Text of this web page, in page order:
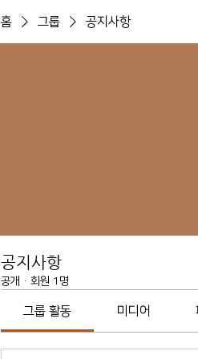
홈 그룹 공지사항
공지사항
공개 · 회원 1명
그룹 활동 미디어